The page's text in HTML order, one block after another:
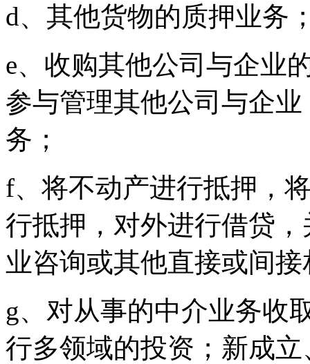
d、其他货物的质押业务
e、收购其他公司与企业
参与管理其他公司与企
务；
f、将不动产进行抵押，
行抵押，对外进行借贷
业咨询或其他直接或间
g、对从事的中介业务收
行多领域的投资；新成